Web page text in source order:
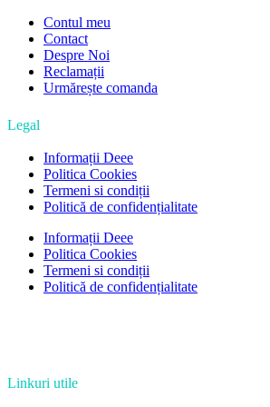
Contul meu
Contact
Despre Noi
Reclamații
Urmărește comanda
Legal
Informații Deee
Politica Cookies
Termeni si condiții
Politică de confidențialitate
Informații Deee
Politica Cookies
Termeni si condiții
Politică de confidențialitate
Linkuri utile